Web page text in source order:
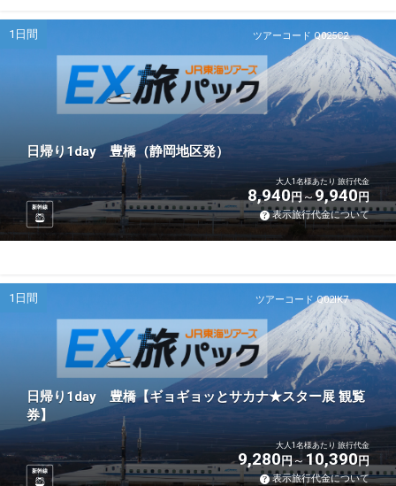
ツアーコード Q025C2
1日間
日帰り1day 豊橋（静岡地区発）
新幹線
大人1名様あたり 旅行代金
8,940円 9,940円
表示旅行代金について
ツアーコード Q02IK7
1日間
日帰り1day 豊橋【ギョギョッとサカナ★スター展 観覧
券】
新幹線
大人1名様あたり 旅行代金
9,280円 10,390円
表示旅行代金について